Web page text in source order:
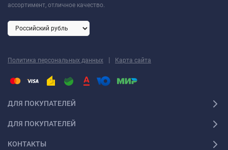
ассортимент, отличное качество.
Политика персональных данных | Карта сайта
ДЛЯ ПОКУПАТЕЛЕЙ
ДЛЯ ПОКУПАТЕЛЕЙ
КОНТАКТЫ